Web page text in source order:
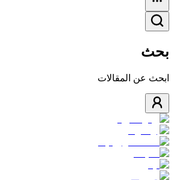
بحث
ابحث عن المقالات